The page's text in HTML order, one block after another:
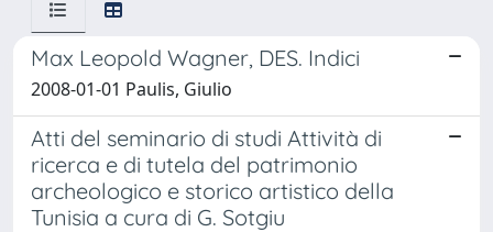
Max Leopold Wagner, DES. Indici
2008-01-01 Paulis, Giulio
Atti del seminario di studi Attività di
ricerca e di tutela del patrimonio
archeologico e storico artistico della
Tunisia a cura di G. Sotgiu